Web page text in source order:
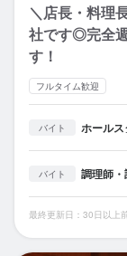
＼店長・料理
社です◎完全
す！
フルタイム歓迎
バイト ホールス
バイト 調理師
最終更新日：30日以上